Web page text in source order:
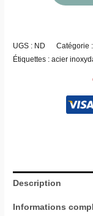
UGS : ND Catégorie :
Étiquettes :acier
Description
Informations